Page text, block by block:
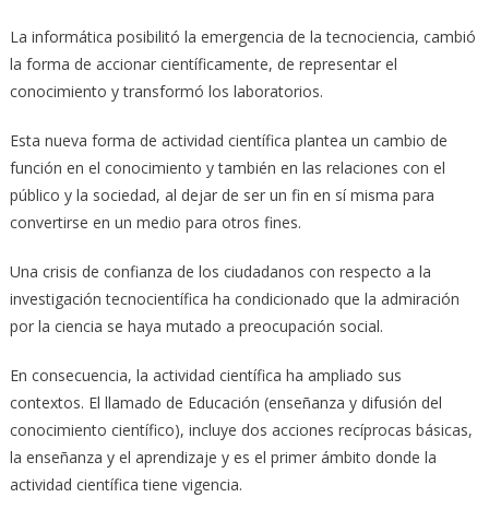
La informática posibilitó la emergencia de la tecnociencia, cambió
la forma de accionar científicamente, de representar el
conocimiento y transformó los laboratorios.
Esta nueva forma de actividad científica plantea un cambio de
función en el conocimiento y también en las relaciones con el
público y la sociedad, al dejar de ser un fin en sí misma para
convertirse en un medio para otros fines.
Una crisis de confianza de los ciudadanos con respecto a la
investigación tecnocientífica ha condicionado que la admiración
por la ciencia se haya mutado a preocupación social.
En consecuencia, la actividad científica ha ampliado sus
contextos. El llamado de Educación (enseñanza y difusión del
conocimiento científico), incluye dos acciones recíprocas básicas,
la enseñanza y el aprendizaje y es el primer ámbito donde la
actividad científica tiene vigencia.